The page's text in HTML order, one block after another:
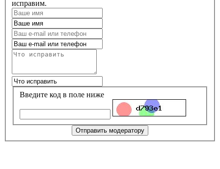
исправим.
Введите код в поле ниже
Отправить модератору